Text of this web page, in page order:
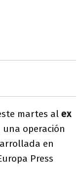
martes al ex
una operación
en
Press